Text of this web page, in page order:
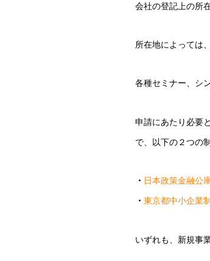
会社の登記上の所
所在地によっては
各種セミナー、シ
申請にあたり必要
で、以下の２つの
・ 日本政策金融公
・ 東京都中小企業
いずれも、新規事